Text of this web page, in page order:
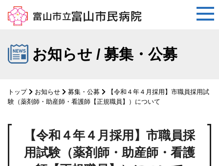
お知らせ / 募集・公募
トップ お知らせ 募集・公募
【令和４年４月採用】市職員採用試
験（薬剤師・助産師・看護師【正規職員】）について
【令和４年４月採用】市職員採
用試験（薬剤師・助産師・看護